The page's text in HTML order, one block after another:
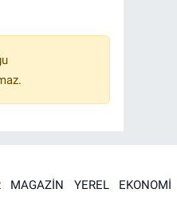
MAGAZİN YEREL EKONOMİ